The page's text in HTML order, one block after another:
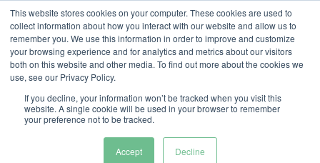
This website stores cookies on your computer. These cookies are used to
collect information about how you interact with our website and allow us to
remember you. We use this information in order to improve and customize
your browsing experience and for analytics and metrics about our visitors
both on this website and other media. To find out more about the cookies we
use, see our Privacy Policy.
If you decline, your information won’t be tracked when you visit this
website. A single cookie will be used in your browser to remember
your preference not to be tracked.
Accept Decline
Ga
naar
inhoud